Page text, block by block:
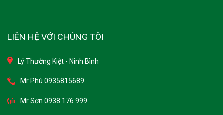
Mr Phú 0935815689
Mr Sơn 0938 176 999